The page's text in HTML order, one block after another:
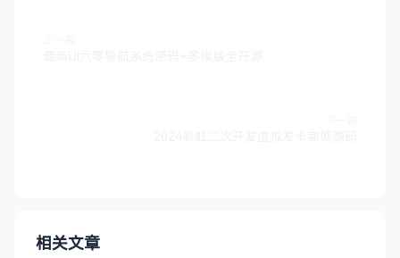
相关文章